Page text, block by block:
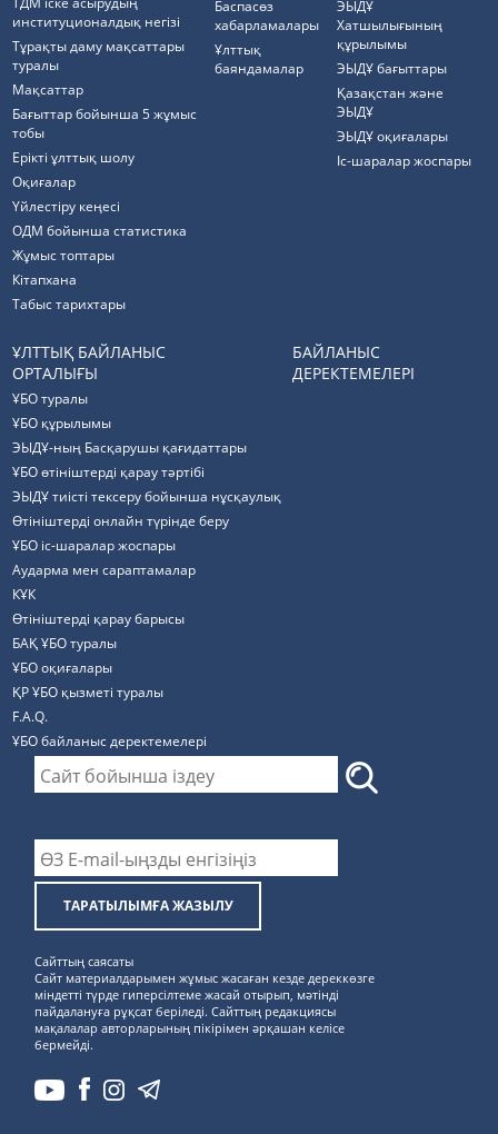
институционалдық негізі
Тұрақты даму мақсаттары
туралы
Мақсаттар
Бағыттар бойынша 5 жұмыс
тобы
Ерікті ұлттық шолу
Оқиғалар
Үйлестіру кеңесі
ОДМ бойынша статистика
Жұмыс топтары
Кітапхана
Табыс тарихтары
Баспасөз
хабарламалары
Ұлттық
баяндамалар
ЭЫДҰ
Хатшылығының
құрылымы
ЭЫДҰ бағыттары
Қазақстан және
ЭЫДҰ
ЭЫДҰ оқиғалары
Іс-шаралар жоспары
ҰЛТТЫҚ БАЙЛАНЫС
ОРТАЛЫҒЫ
ҰБО туралы
ҰБО құрылымы
ЭЫДҰ-ның Басқарушы қағидаттары
ҰБО өтініштерді қарау тәртібі
ЭЫДҰ тиісті тексеру бойынша нұсқаулық
Өтініштерді онлайн түрінде беру
ҰБО іс-шаралар жоспары
Аударма мен сараптамалар
КҰК
Өтініштерді қарау барысы
БАҚ ҰБО туралы
ҰБО оқиғалары
ҚР ҰБО қызметі туралы
F.A.Q.
ҰБО байланыс деректемелерi
БАЙЛАНЫС
ДЕРЕКТЕМЕЛЕРІ
ТАРАТЫЛЫМҒА ЖАЗЫЛУ
Сайттың саясаты
Сайт материалдарымен жұмыс жасаған кезде дереккөзге
міндетті түрде гиперсілтеме жасай отырып, мәтінді
пайдалануға рұқсат беріледі. Сайттың редакциясы
мақалалар авторларының пікірімен әрқашан келісе
бермейді.